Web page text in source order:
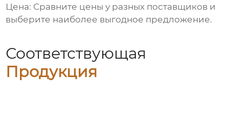
Цена: Сравните цены у разных поставщиков и
выберите наиболее выгодное предложение.
Соответствующая
Продукция